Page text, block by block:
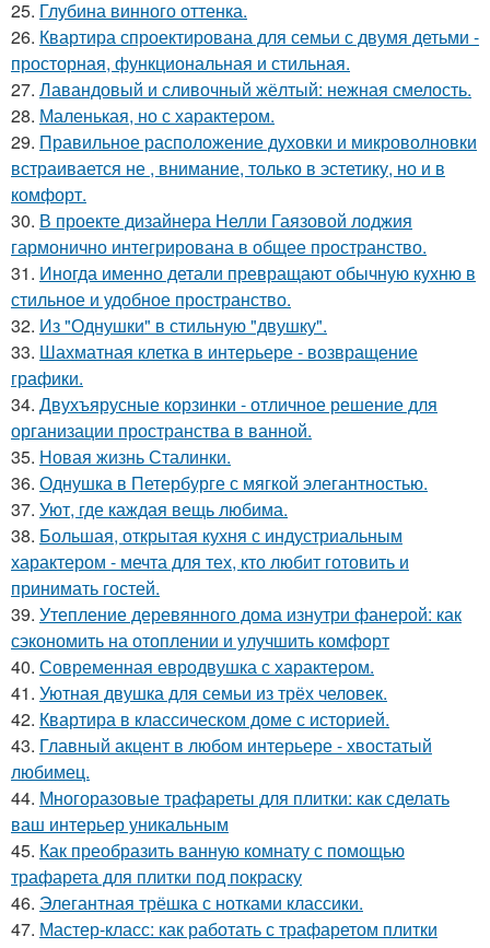
25. Глубина винного оттенка.
26. Квартира спроектирована для семьи с двумя детьми -
просторная, функциональная и стильная.
27. Лавандовый и сливочный жёлтый: нежная смелость.
28. Маленькая, но с характером.
29. Правильное расположение духовки и микроволновки
встраивается не , внимание, только в эстетику, но и в
комфорт.
30. В проекте дизайнера Нелли Гаязовой лоджия
гармонично интегрирована в общее пространство.
31. Иногда именно детали превращают обычную кухню в
стильное и удобное пространство.
32. Из "Однушки" в стильную "двушку".
33. Шахматная клетка в интерьере - возвращение
графики.
34. Двухъярусные корзинки - отличное решение для
организации пространства в ванной.
35. Новая жизнь Сталинки.
36. Однушка в Петербурге с мягкой элегантностью.
37. Уют, где каждая вещь любима.
38. Большая, открытая кухня с индустриальным
характером - мечта для тех, кто любит готовить и
принимать гостей.
39. Утепление деревянного дома изнутри фанерой: как
сэкономить на отоплении и улучшить комфорт
40. Современная евродвушка с характером.
41. Уютная двушка для семьи из трёх человек.
42. Квартира в классическом доме с историей.
43. Главный акцент в любом интерьере - хвостатый
любимец.
44. Многоразовые трафареты для плитки: как сделать
ваш интерьер уникальным
45. Как преобразить ванную комнату с помощью
трафарета для плитки под покраску
46. Элегантная трёшка с нотками классики.
47. Мастер-класс: как работать с трафаретом плитки